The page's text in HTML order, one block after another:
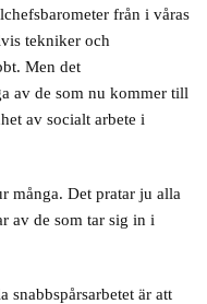
från i våras
tekniker och
Men det
av de som nu kommer till
av socialt arbete i
många. Det pratar ju alla
av de som tar sig in i
snabbspårsarbetet är att